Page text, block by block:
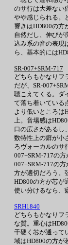
のサ行は大差ない
やや感じられる。
響きはHD800の方
自然だし、伸びが
込み系の音の表現
ら、基本的には
SR-007+SRM-717
どちらもかなりフ
だが、SR-
聴こえてくる。ダ
て落ち着いている
より低いところは
上。音場感は
口の広さがあるし
数特性上の癖が小
ろヴォーカルのサ
007+SRM-717の
007+SRM-717の
方が適切だろう。
HD800の方が芯が
使い分けるなら、
SRH1840
どちらもかなりフ
な質。重心は
干硬く芯が通って
域はHD800の方が